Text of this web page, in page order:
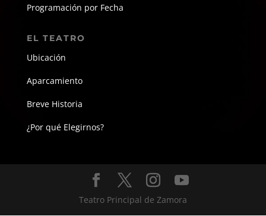
Programación por Fecha
EL TEATRO
Ubicación
Aparcamiento
Breve Historia
¿Por qué Elegirnos?
Teatro Principal de Zamora